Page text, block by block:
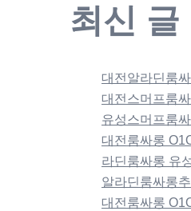
최신 글
대전알라딘룸
대전스머프룸
유성스머프룸
대전룸싸롱
라딘룸싸롱 유
알라딘룸싸롱
대전룸싸롱